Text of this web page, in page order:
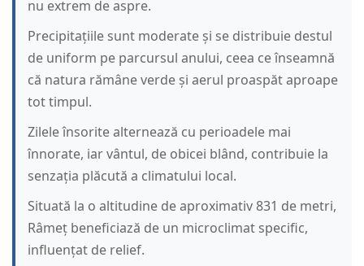
nu extrem de aspre.
Precipitațiile sunt moderate și se distribuie destul
de uniform pe parcursul anului, ceea ce înseamnă
că natura rămâne verde și aerul proaspăt aproape
tot timpul.
Zilele însorite alternează cu perioadele mai
înnorate, iar vântul, de obicei blând, contribuie la
senzația plăcută a climatului local.
Situată la o altitudine de aproximativ 831 de metri,
Râmeț beneficiază de un microclimat specific,
influențat de relief.